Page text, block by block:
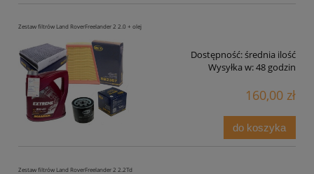
Zestaw filtrów Land RoverFreelander 2 2.0 + olej
Dostępność:średnia ilość
Wysyłka w:48 godzin
160,00 zł
do koszyka
Zestaw filtrów Land RoverFreelander 2 2.2Td